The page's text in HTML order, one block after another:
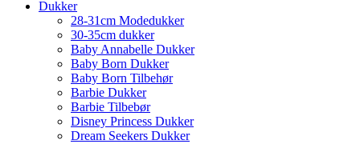
Dukker
28-31cm Modedukker
30-35cm dukker
Baby Annabelle Dukker
Baby Born Dukker
Baby Born Tilbehør
Barbie Dukker
Barbie Tilbebør
Disney Princess Dukker
Dream Seekers Dukker